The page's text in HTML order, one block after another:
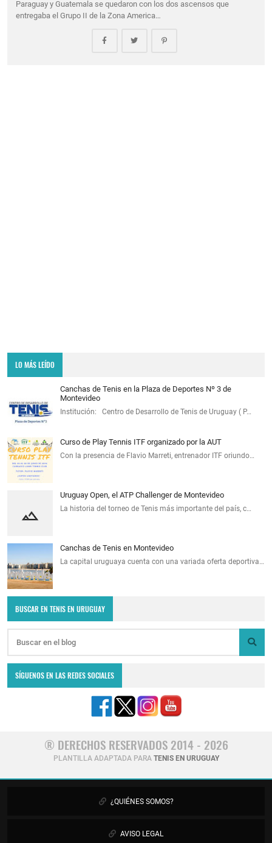
Paraguay y Guatemala se quedaron con los dos ascensos que
entregaba el Grupo II de la Zona America…
LO MÁS LEÍDO
Canchas de Tenis en la Plaza de Deportes Nº 3 de
Montevideo
Institución: Centro de Desarrollo de Tenis de Uruguay ( P…
Curso de Play Tennis ITF organizado por la AUT
Con la presencia de Flavio Marreti, entrenador ITF oriundo…
Uruguay Open, el ATP Challenger de Montevideo
La historia del torneo de Tenis más importante del país, c…
Canchas de Tenis en Montevideo
La capital uruguaya cuenta con una variada oferta deportiva…
BUSCAR EN TENIS EN URUGUAY
SÍGUENOS EN LAS REDES SOCIALES
® DERECHOS RESERVADOS 2014 - 2026
PLANTILLA ADAPTADA PARA TENIS EN URUGUAY
¿QUIÉNES SOMOS?
AVISO LEGAL